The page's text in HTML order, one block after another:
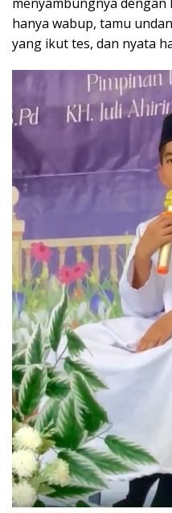
hanya wabup, tamu
yang ikut tes, dan nyata